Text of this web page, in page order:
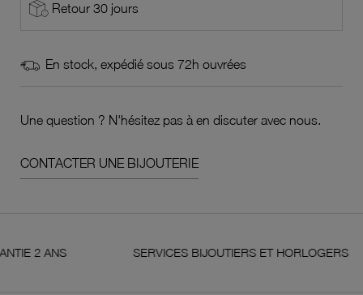
Retour 30 jours
En stock, expédié sous 72h ouvrées
Une question ? N'hésitez pas à en discuter avec nous.
CONTACTER UNE BIJOUTERIE
ANS SERVICES BIJOUTIERS ET HORLOGERS